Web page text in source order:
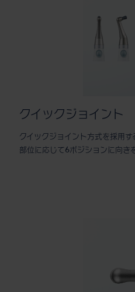
クイックジョイント
クイックジョイント方式を採用
部位に応じて6ポジションに向き